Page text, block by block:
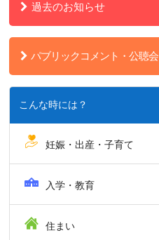
過去のお知らせ
パブリックコメント・公聴会
こんな時には？
妊娠・出産・子育て
入学・教育
住まい